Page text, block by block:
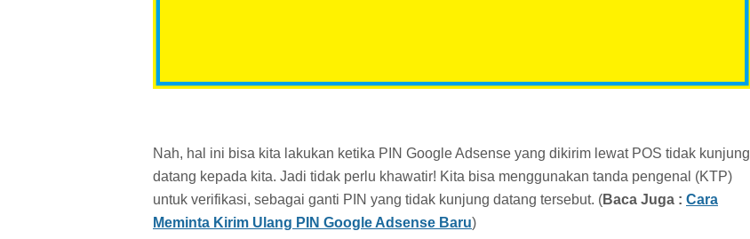
Nah, hal ini bisa kita lakukan ketika PIN Google Adsense yang dikirim lewat POS tidak kunjung
datang kepada kita. Jadi tidak perlu khawatir! Kita bisa menggunakan tanda pengenal (KTP)
untuk verifikasi, sebagai ganti PIN yang tidak kunjung datang tersebut. (Baca Juga : Cara
Meminta Kirim Ulang PIN Google Adsense Baru)